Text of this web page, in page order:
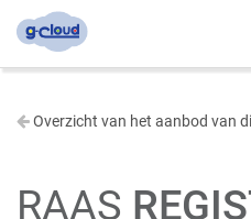
Overzicht van het aanbod van
RAAS